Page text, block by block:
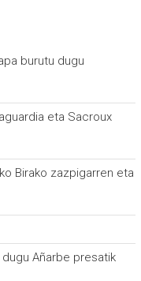
burutu dugu
eta Sacroux
Birako zazpigarren eta
Añarbe presatik